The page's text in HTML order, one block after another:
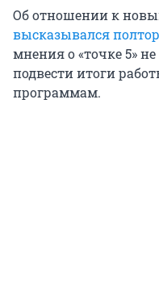
Об отношении к
высказывался
мнения о «точке 5»
подвести итоги
программам.